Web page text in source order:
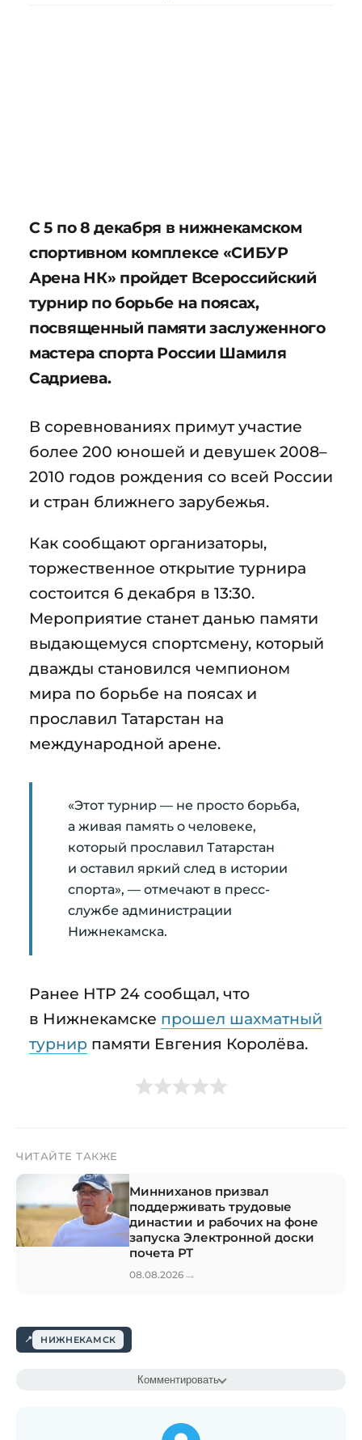
С 5 по 8 декабря в нижнекамском
спортивном комплексе «СИБУР
Арена НК» пройдет Всероссийский
турнир по борьбе на поясах,
посвященный памяти заслуженного
мастера спорта России Шамиля
Садриева.
В соревнованиях примут участие
более 200 юношей и девушек 2008–
2010 годов рождения со всей России
и стран ближнего зарубежья.
Как сообщают организаторы,
торжественное открытие турнира
состоится 6 декабря в 13:30.
Мероприятие станет данью памяти
выдающемуся спортсмену, который
дважды становился чемпионом
мира по борьбе на поясах и
прославил Татарстан на
международной арене.
«Этот турнир — не просто борьба,
а живая память о человеке,
который прославил Татарстан
и оставил яркий след в истории
спорта», — отмечают в пресс-
службе администрации
Нижнекамска.
Ранее НТР 24 сообщал, что
в Нижнекамске прошел шахматный
турнир памяти Евгения Королёва.
ЧИТАЙТЕ ТАКЖЕ
Минниханов призвал
поддерживать трудовые
династии и рабочих на фоне
запуска Электронной доски
почета РТ
08.08.2026 →
НИЖНЕКАМСК
Комментировать